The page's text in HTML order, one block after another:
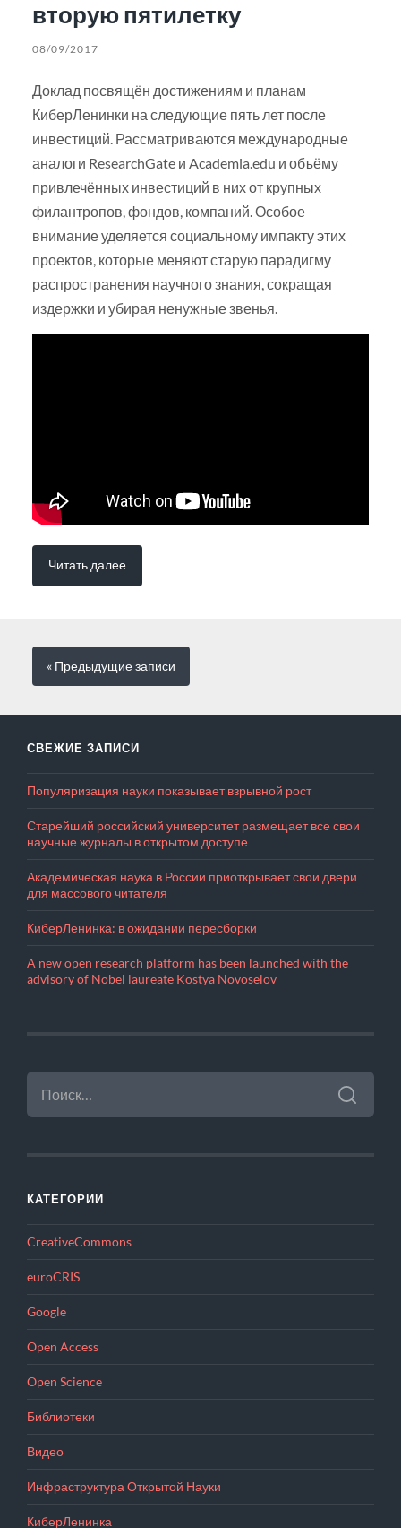
вторую пятилетку
08/09/2017
Доклад посвящён достижениям и планам
КиберЛенинки на следующие пять лет после
инвестиций. Рассматриваются международные
аналоги ResearchGate и Academia.edu и объёму
привлечённых инвестиций в них от крупных
филантропов, фондов, компаний. Особое
внимание уделяется социальному импакту этих
проектов, которые меняют старую парадигму
распространения научного знания, сокращая
издержки и убирая ненужные звенья.
Читать далее
« Предыдущиезаписи
СВЕЖИЕ ЗАПИСИ
Популяризация науки показывает взрывной рост
Старейший российский университет размещает все свои
научные журналы в открытом доступе
Академическая наука в России приоткрывает свои двери
для массового читателя
КиберЛенинка: в ожидании пересборки
A new open research platform has been launched with the
advisory of Nobel laureate Kostya Novoselov
НАЙТИ:
КАТЕГОРИИ
CreativeCommons
euroCRIS
Google
Open Access
Open Science
Библиотеки
Видео
Инфраструктура Открытой Науки
КиберЛенинка